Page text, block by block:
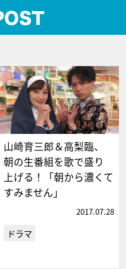
山崎育三郎＆高梨臨、
朝の生番組を歌で盛り
上げる！「朝から濃くて
すみません」
2017.07.28
ドラマ